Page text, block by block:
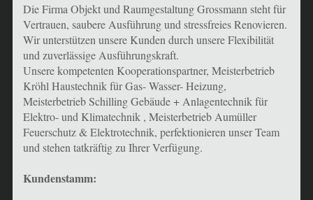
Die Firma Objekt und Raumgestaltung Grossmann steht für
Vertrauen, saubere Ausführung und stressfreies Renovieren.
Wir unterstützen unsere Kunden durch unsere Flexibilität
und zuverlässige Ausführungskraft.
Unsere kompetenten Kooperationspartner, Meisterbetrieb
Kröhl Haustechnik für Gas- Wasser- Heizung,
Meisterbetrieb Schilling Gebäude + Anlagentechnik für
Elektro- und Klimatechnik , Meisterbetrieb Aumüller
Feuerschutz & Elektrotechnik, perfektionieren unser Team
und stehen tatkräftig zu Ihrer Verfügung.
Kundenstamm: